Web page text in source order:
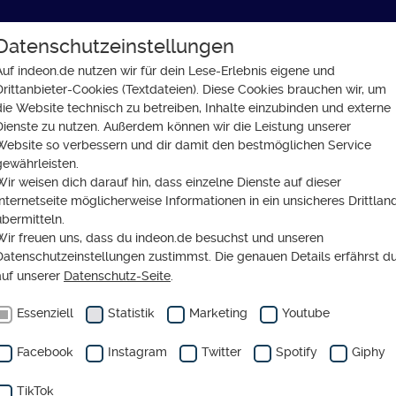
GLAUBE SOZIALES
KI traumhaft oder ein Albtraum?
Dreams – Ist KI
Albtraum?
indeon.de nutzen wir für dein Lese-Erlebnis eigene und
Cookies (Textdateien). Diese Cookies brauchen wir, um
Website technisch zu betreiben, Inhalte einzubinden und externe
zu nutzen. Außerdem können wir die Leistung unserer
so verbessern und dir damit den bestmöglichen Service
weisen dich darauf hin, dass einzelne Dienste auf dieser
möglicherweise Informationen in ein unsicheres
freuen uns, dass du indeon.de besuchst und unseren
zustimmst. Die genauen Details erfährst
unserer Datenschutz-Seite
Essenziell Statistik Marketing Youtube
Facebook Instagram Twitter Spotify Giphy
TikTok